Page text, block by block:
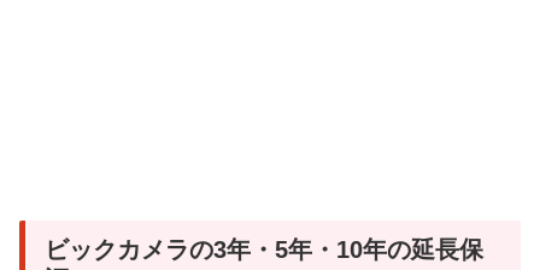
ビックカメラの3年・5年・10年の延長保